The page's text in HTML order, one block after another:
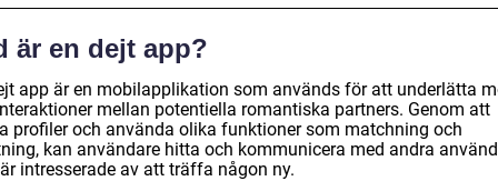
är en dejt app?
app är en mobilapplikation som används för att underlätta
mellan potentiella romantiska partners. Genom att
profiler och använda olika funktioner som matchning och
kan användare hitta och kommunicera med andra
intresserade av att träffa någon ny.